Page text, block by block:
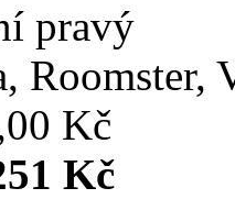
pravý
Roomster,
Kč
Kč